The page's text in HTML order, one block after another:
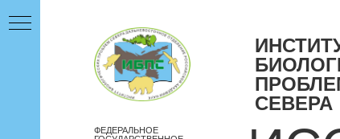
СЕВЕРА
ФЕДЕРАЛЬНОЕ